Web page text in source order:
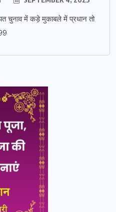
चुनाव में कड़े मुकाबले में प्रधान तो